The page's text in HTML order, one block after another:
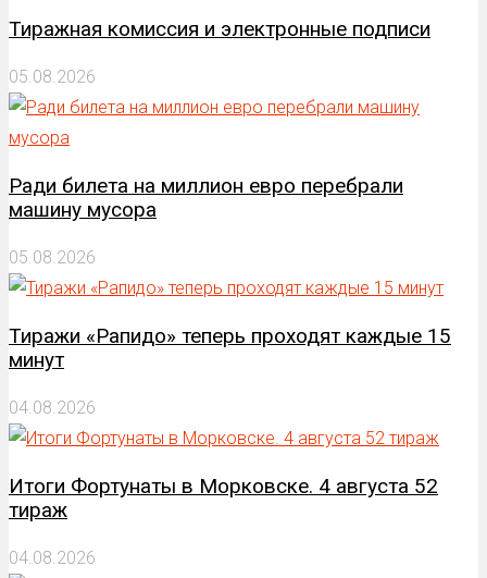
Тиражная комиссия и электронные подписи
05.08.2026
Ради билета на миллион евро перебрали
машину мусора
05.08.2026
Тиражи «Рапидо» теперь проходят каждые 15
минут
04.08.2026
Итоги Фортунаты в Морковске. 4 августа 52
тираж
04.08.2026